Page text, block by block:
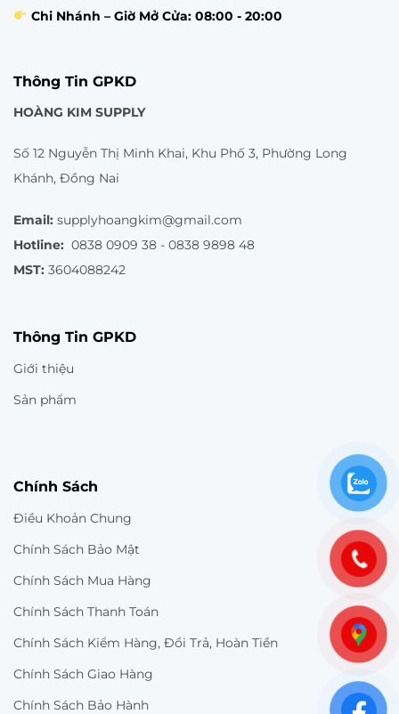
Chi Nhánh – Giờ Mở Cửa: 08:00 - 20:00
Thông Tin GPKD
HOÀNG KIM SUPPLY
Số 12 Nguyễn Thị Minh Khai, Khu Phố 3, Phường Long
Khánh, Đồng Nai
Email: supplyhoangkim@gmail.com
Hotline: 0838 0909 38 - 0838 9898 48
MST: 3604088242
Thông Tin GPKD
Giới thiệu
Sản phẩm
Chính Sách
Điều Khoản Chung
Chính Sách Bảo Mật
Chính Sách Mua Hàng
Chính Sách Thanh Toán
Chính Sách Kiểm Hàng, Đổi Trả, Hoàn Tiền
Chính Sách Giao Hàng
Chính Sách Bảo Hành